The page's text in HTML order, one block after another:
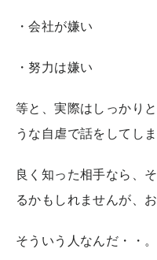
・会社が嫌い
・努力は嫌い
等と、実際はしっかり
うな自虐で話をしてし
良く知った相手なら、
るかもしれませんが、
そういう人なんだ・・。